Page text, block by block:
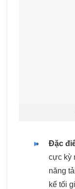
Đặc
cực kỳ
năng
kế tối